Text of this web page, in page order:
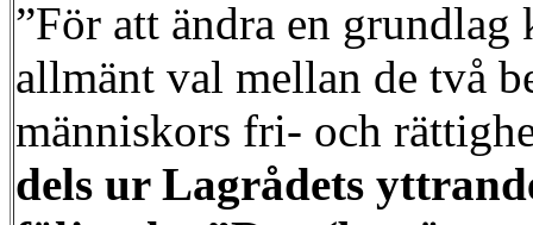
”För att ändra en
allmänt val mellan de två
människors fri- och
dels ur Lagrådets